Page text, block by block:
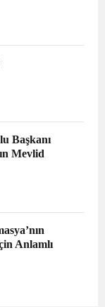
Başkanı
Mevlid
Anlamlı